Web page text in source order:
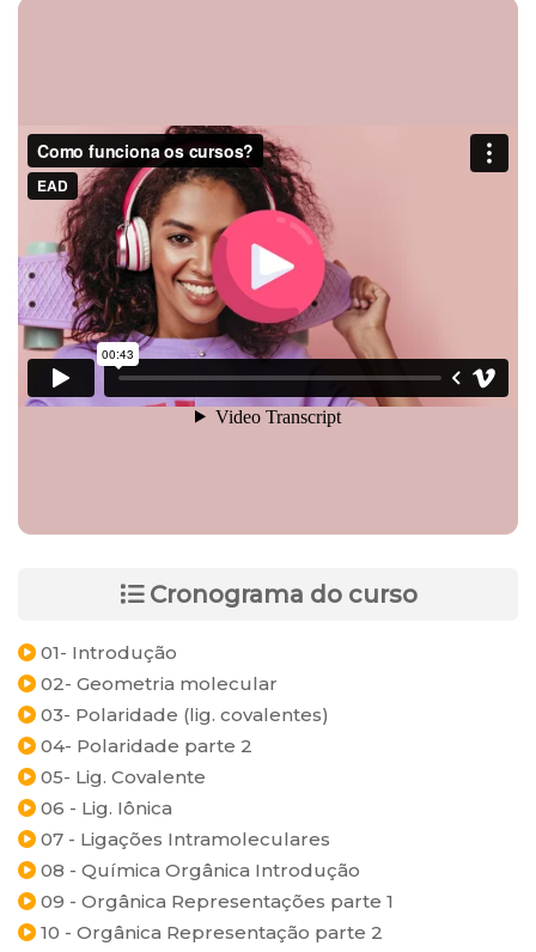
Cronograma do curso
01- Introdução
02- Geometria molecular
03- Polaridade (lig. covalentes)
04- Polaridade parte 2
05- Lig. Covalente
06 - Lig. Iônica
07 - Ligações Intramoleculares
08 - Química Orgânica Introdução
09 - Orgânica Representações parte 1
10 - Orgânica Representação parte 2